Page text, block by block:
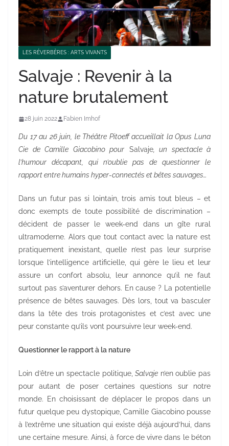
LES RÉVERBÈRES : ARTS VIVANTS
Salvaje : Revenir à la
nature brutalement
28 juin 2022 Fabien Imhof
Du 17 au 26 juin, le Théâtre Pitoeff accueillait la Opus Luna
Cie de Camille Giacobino pour Salvaje, un spectacle à
l’humour décapant, qui n’oublie pas de questionner le
rapport entre humains hyper-connectés et bêtes sauvages…
Dans un futur pas si lointain, trois amis tout bleus – et
donc exempts de toute possibilité de discrimination –
décident de passer le week-end dans un gîte rural
ultramoderne. Alors que tout contact avec la nature est
pratiquement inexistant, quelle n’est pas leur surprise
lorsque l’intelligence artificielle, qui gère le lieu et leur
assure un confort absolu, leur annonce qu’il ne faut
surtout pas s’aventurer dehors. En cause ? La potentielle
présence de bêtes sauvages. Dès lors, tout va basculer
dans la tête des trois protagonistes et c’est avec une
peur constante qu’ils vont poursuivre leur week-end.
Questionner le rapport à la nature
Loin d’être un spectacle politique,Salvaje n’en oublie pas
pour autant de poser certaines questions sur notre
monde. En choisissant de déplacer le propos dans un
futur quelque peu dystopique, Camille Giacobino pousse
à l’extrême une situation qui existe déjà aujourd’hui, dans
une certaine mesure. Ainsi, à force de vivre dans le béton